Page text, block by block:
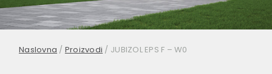
Naslovna / Proizvodi / JUBIZOL EPS F – W0